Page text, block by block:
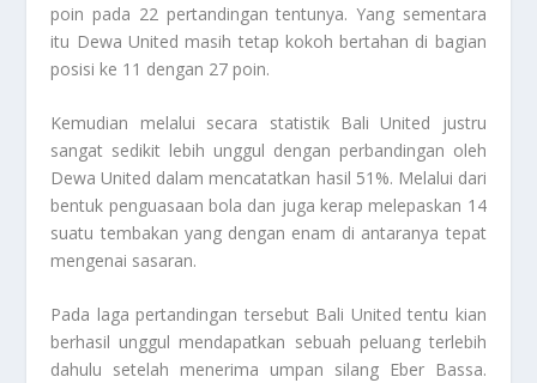
poin pada 22 pertandingan tentunya. Yang sementara
itu Dewa United masih tetap kokoh bertahan di bagian
posisi ke 11 dengan 27 poin.
Kemudian melalui secara statistik Bali United justru
sangat sedikit lebih unggul dengan perbandingan oleh
Dewa United dalam mencatatkan hasil 51%. Melalui dari
bentuk penguasaan bola dan juga kerap melepaskan 14
suatu tembakan yang dengan enam di antaranya tepat
mengenai sasaran.
Pada laga pertandingan tersebut Bali United tentu kian
berhasil unggul mendapatkan sebuah peluang terlebih
dahulu setelah menerima umpan silang Eber Bassa.